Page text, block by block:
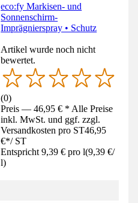
eco:fy Markisen- und
Sonnenschirm-
Imprägnierspray • Schutz
Artikel wurde noch nicht
bewertet.
(0)
Preis — 46,95 € * Alle Preise
inkl. MwSt. und ggf. zzgl.
Versandkosten pro ST46,95
€*/ ST
Entspricht 9,39 € pro l(9,39 €/
l)